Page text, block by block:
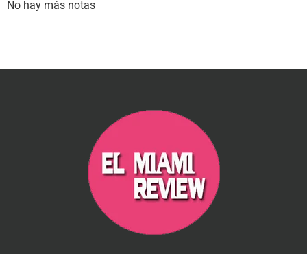
No hay más notas